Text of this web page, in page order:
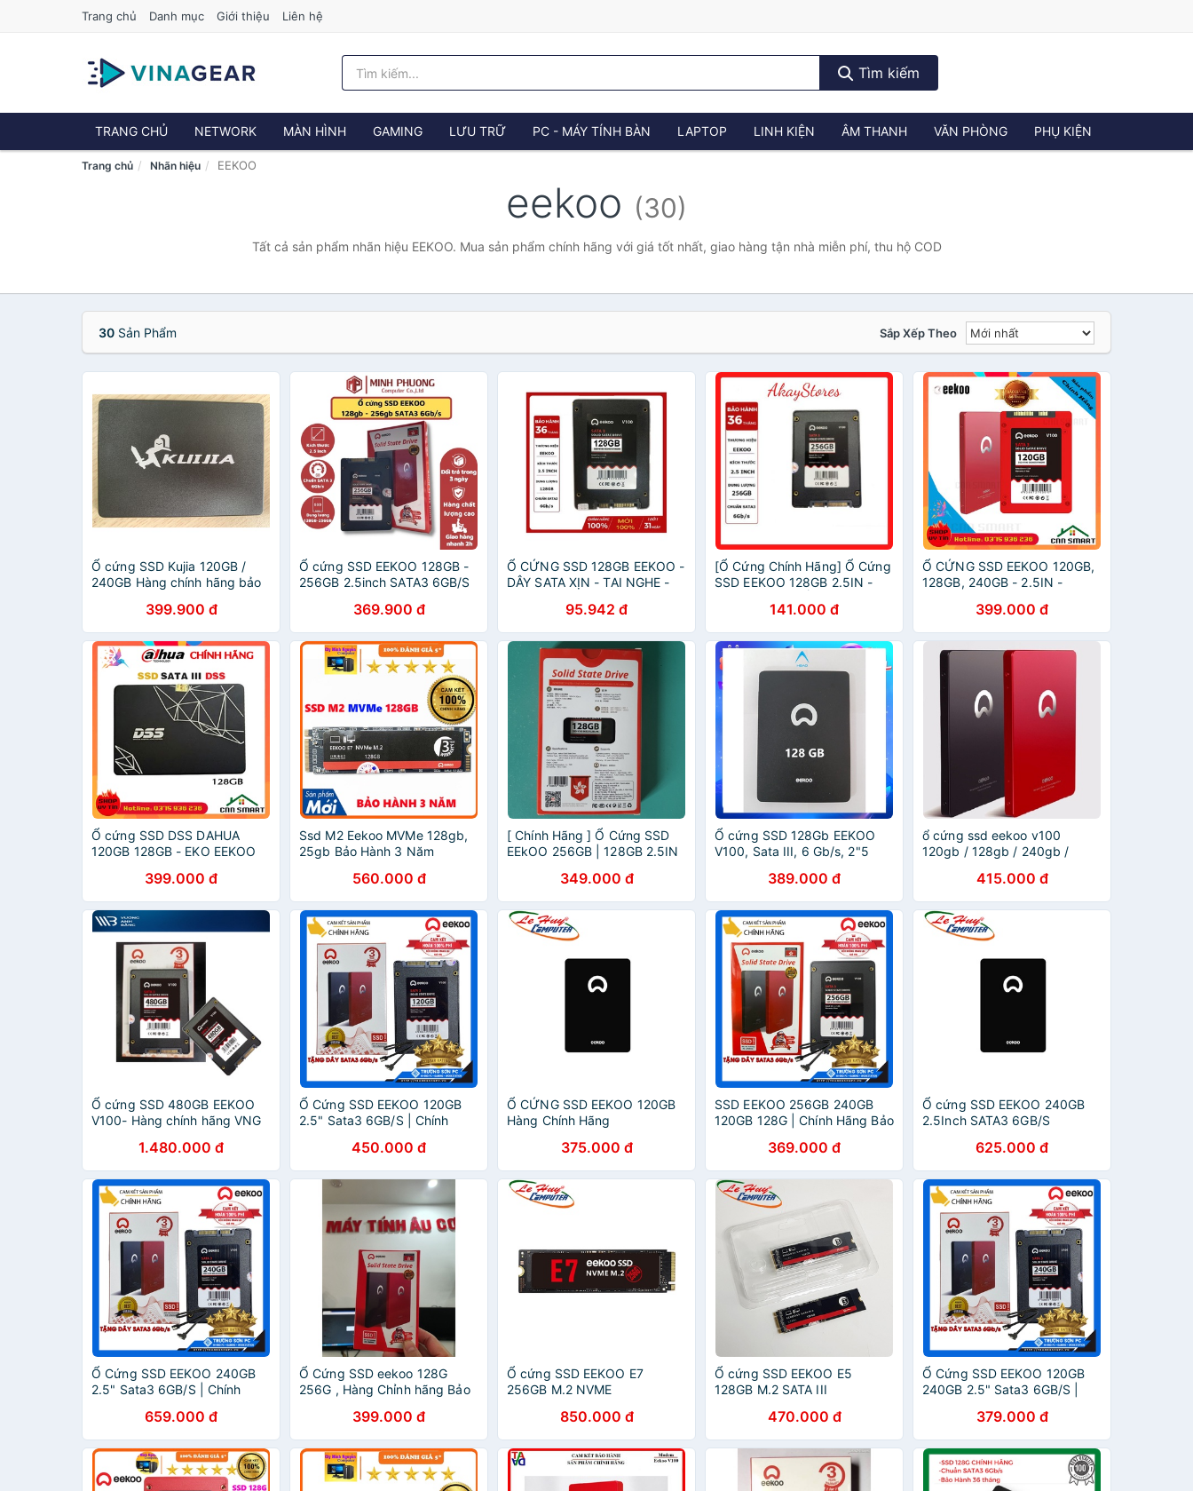
Trang chủ Danh mục Giới thiệu Liên hệ
Tìm kiếm
TRANG CHỦ NETWORK MÀN HÌNH GAMING LƯU TRỮ PC - MÁY TÍNH BÀN LAPTOP LINH KIỆN ÂM THANH VĂN PHÒNG PHỤ KIỆN
Trang chủ Nhãn hiệu EEKOO
eekoo (30)
Tất cả sản phẩm nhãn hiệu EEKOO. Mua sản phẩm chính hãng với giá tốt nhất, giao hàng tận nhà miễn phí, thu hộ COD
30 Sản Phẩm Sắp Xếp Theo
Ổ cứng SSD Kujia 120GB /
240GB Hàng chính hãng bảo
399.900 đ
Ổ cứng SSD EEKOO 128GB -
256GB 2.5inch SATA3 6GB/S
369.900 đ
Ổ CỨNG SSD 128GB EEKOO -
DÂY SATA XỊN - TAI NGHE -
95.942 đ
[Ổ Cứng Chính Hãng] Ổ Cứng
SSD EEKOO 128GB 2.5IN -
Động AkayStores
141.000 đ
Ổ CỨNG SSD EEKOO 120GB,
128GB, 240GB - 2.5IN -
256GB EKO [CHÍNH HÃNG] (
eko dss kingston kingfast )
399.000 đ
Ổ cứng SSD DSS DAHUA
120GB 128GB - EKO EEKOO
Chính hãng BH24TH
399.000 đ
Ssd M2 Eekoo MVMe 128gb,
25gb Bảo Hành 3 Năm
560.000 đ
[ Chính Hãng ] Ổ Cứng SSD
EEkOO 256GB | 128GB 2.5IN
Bảo Hành 36 Tháng, Tốc Độ
Khủng Long
349.000 đ
Ổ cứng SSD 128Gb EEKOO
V100, Sata III, 6 Gb/s, 2"5
NAND, SATA3 128g, Hàng
chính hãng EKO 128
389.000 đ
ổ cứng ssd eekoo v100
120gb / 128gb / 240gb /
415.000 đ
Ổ cứng SSD 480GB EEKOO
V100- Hàng chính hãng VNG
1.480.000 đ
Ổ Cứng SSD EEKOO 120GB
2.5" Sata3 6GB/S | Chính
450.000 đ
Ổ CỨNG SSD EEKOO 120GB
Hàng Chính Hãng
375.000 đ
SSD EEKOO 256GB 240GB
120GB 128G | Chính Hãng Bảo
369.000 đ
Ổ cứng SSD EEKOO 240GB
2.5Inch SATA3 6GB/S
625.000 đ
Ổ Cứng SSD EEKOO 240GB
2.5" Sata3 6GB/S | Chính
659.000 đ
Ổ Cứng SSD eekoo 128G
256G , Hàng Chỉnh hãng Bảo
399.000 đ
Ổ cứng SSD EEKOO E7
256GB M.2 NVME
850.000 đ
Ổ cứng SSD EEKOO E5
128GB M.2 SATA III
470.000 đ
Ổ Cứng SSD EEKOO 120GB
240GB 2.5" Sata3 6GB/S |
379.000 đ